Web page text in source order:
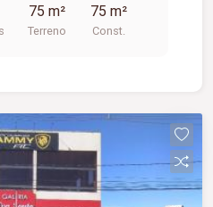
75 m²
Terreno
75 m²
Const.